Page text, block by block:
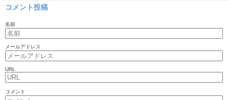
コメント投稿
名前
メールアドレス
URL
コメント